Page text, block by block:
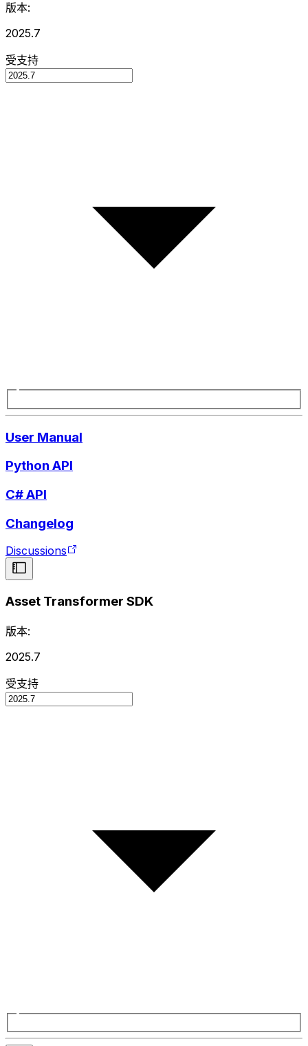
版本:
2025.7
受支持
User Manual
Python API
C# API
Changelog
Discussions
Asset Transformer SDK
版本:
2025.7
受支持